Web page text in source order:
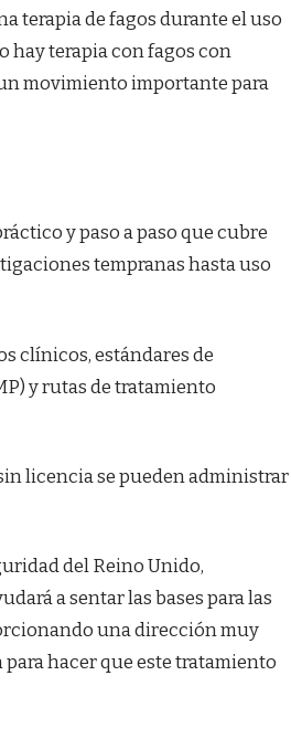
terapia de fagos durante el uso
hay terapia con fagos con
movimiento importante para
y paso a paso que cubre
tempranas hasta uso
clínicos, estándares de
y rutas de tratamiento
licencia se pueden administrar
del Reino Unido,
a sentar las bases para las
una dirección muy
hacer que este tratamiento